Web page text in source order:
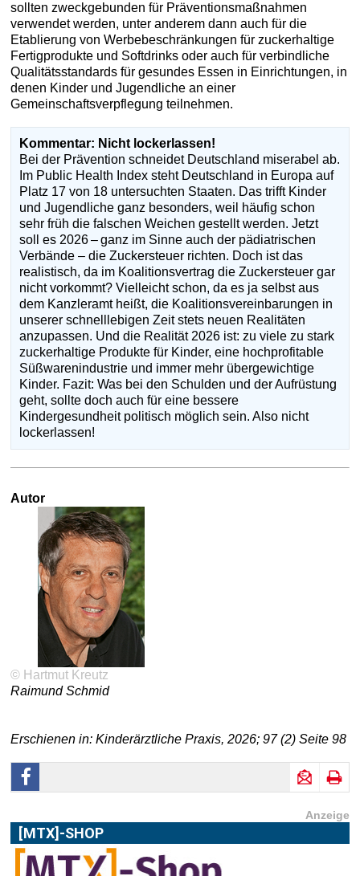
sollten zweckgebunden für Präventionsmaßnahmen
verwendet werden, unter anderem dann auch für die
Etablierung von Werbebeschränkungen für zuckerhaltige
Fertigprodukte und Softdrinks oder auch für verbindliche
Qualitätsstandards für gesundes Essen in Einrichtungen, in
denen Kinder und Jugendliche an einer
Gemeinschaftsverpflegung teilnehmen.
Kommentar: Nicht lockerlassen!
Bei der Prävention schneidet Deutschland miserabel ab.
Im Public Health Index steht Deutschland in Europa auf
Platz 17 von 18 untersuchten Staaten. Das trifft Kinder
und Jugendliche ganz besonders, weil häufig schon
sehr früh die falschen Weichen gestellt werden. Jetzt
soll es 2026 – ganz im Sinne auch der pädiatrischen
Verbände – die Zuckersteuer richten. Doch ist das
realistisch, da im Koalitionsvertrag die Zuckersteuer gar
nicht vorkommt? Vielleicht schon, da es ja selbst aus
dem Kanzleramt heißt, die Koalitionsvereinbarungen in
unserer schnelllebigen Zeit stets neuen Realitäten
anzupassen. Und die Realität 2026 ist: zu viele zu stark
zuckerhaltige Produkte für Kinder, eine hochprofitable
Süßwarenindustrie und immer mehr übergewichtige
Kinder. Fazit: Was bei den Schulden und der Aufrüstung
geht, sollte doch auch für eine bessere
Kindergesundheit politisch möglich sein. Also nicht
lockerlassen!
Autor
© Hartmut Kreutz
Raimund Schmid
Erschienen in: Kinderärztliche Praxis, 2026; 97 (2) Seite 98
Anzeige
[MTX]-SHOP
Im
finden Sie alle Produkte aus unserem
Verlagsprogramm: Bücher, Zeitschriften oder